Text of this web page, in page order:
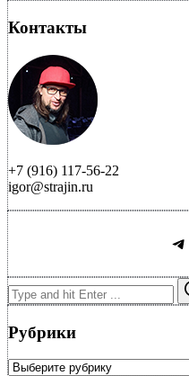
Контакты
+7 (916) 117-56-22
igor@strajin.ru
Search
for:
Рубрики
Рубрики